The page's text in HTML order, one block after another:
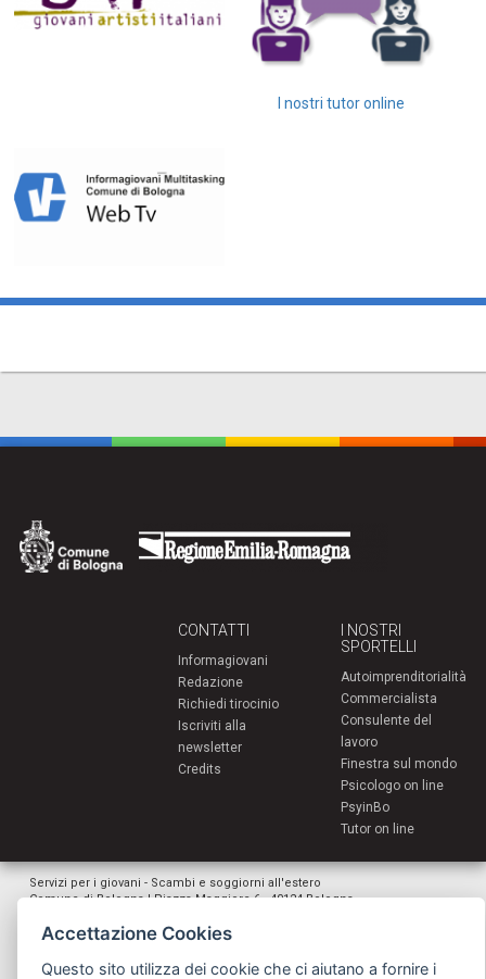
I nostri tutor online
CONTATTI
Informagiovani
Redazione
Richiedi tirocinio
Iscriviti alla
newsletter
Credits
I NOSTRI
SPORTELLI
Autoimprenditorialità
Commercialista
Consulente del
lavoro
Finestra sul mondo
Psicologo on line
PsyinBo
Tutor on line
Servizi per i giovani - Scambi e soggiorni all'estero
Comune di Bologna | Piazza Maggiore 6 - 40124 Bologna
Accettazione Cookies
Questo sito utilizza dei cookie che ci aiutano a fornire i